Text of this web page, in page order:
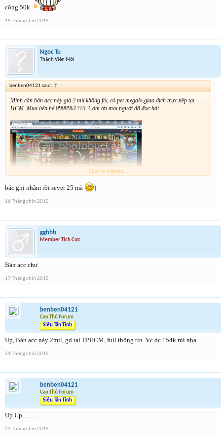
công 50k
15 Tháng chín 2015
Ngoc Tu
Thành Viên Mới
benben04121 said: ↑
Mình cần bán acc này giá 2 mil không fix, có pet megalo,giao dịch trực tiếp tại
HCM. Mua liên hệ 0908961279. Cám ơn mọi người đã đọc bài.
Click to expand...
bác ghi nhầm rồi sever 25 mà )
16 Tháng chín 2015
gghhh
Member Tích Cực
Bán acc chư
17 Tháng chín 2015
benben04121
Cao Thủ Forum
Siêu Tân Tinh
Up, Bán acc này 2mil, gd tại TPHCM, full thông tin. Vc dc 154k rùi nha.
21 Tháng chín 2015
benben04121
Cao Thủ Forum
Siêu Tân Tinh
Up Up...........
24 Tháng chín 2015